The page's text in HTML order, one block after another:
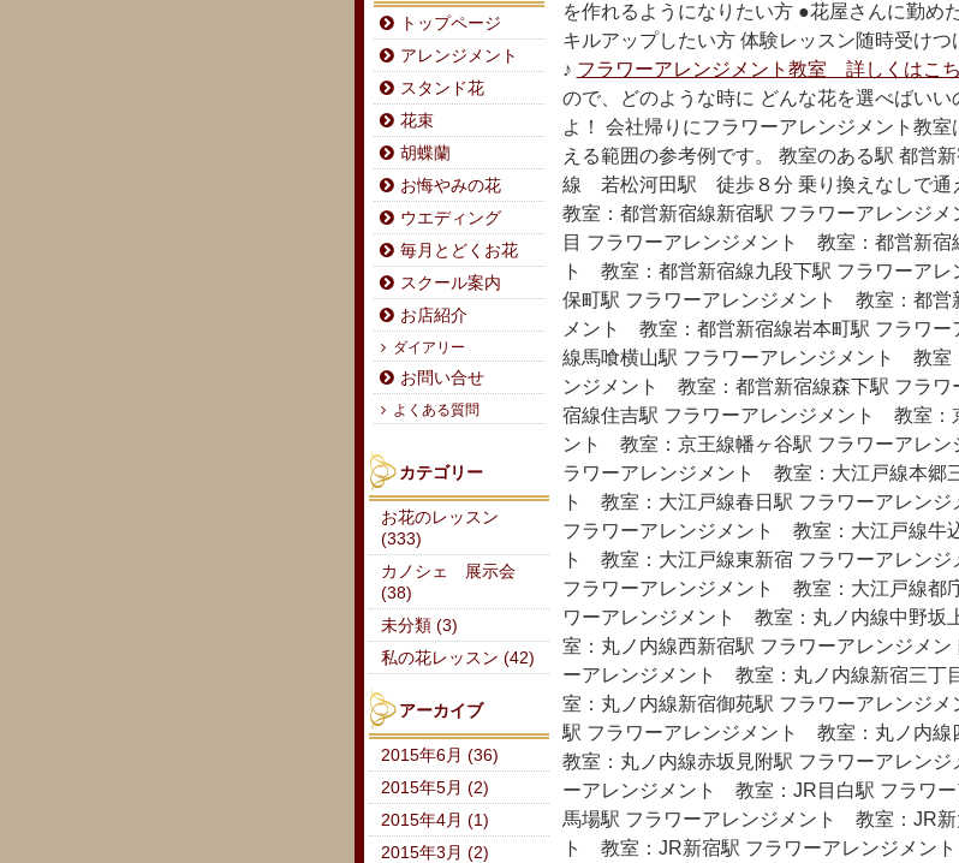
を作れるようになりたい方 ●花屋さんに勤め
キルアップしたい方 体験レッスン随時受け
♪ フラワーアレンジメント教室 詳しくはこ
ので、どのような時に どんな花を選べばい
よ！ 会社帰りにフラワーアレンジメント教
える範囲の参考例です。 教室のある駅 都営
線 若松河田駅 徒歩８分 乗り換えなしで通
教室：都営新宿線新宿駅 フラワーアレンジ
目 フラワーアレンジメント 教室：都営新宿
ト 教室：都営新宿線九段下駅 フラワーア
保町駅 フラワーアレンジメント 教室：都営
メント 教室：都営新宿線岩本町駅 フラワ
線馬喰横山駅 フラワーアレンジメント 教室
ンジメント 教室：都営新宿線森下駅 フラ
宿線住吉駅 フラワーアレンジメント 教室：
ント 教室：京王線幡ヶ谷駅 フラワーアレ
ラワーアレンジメント 教室：大江戸線本郷
ト 教室：大江戸線春日駅 フラワーアレン
フラワーアレンジメント 教室：大江戸線牛
ト 教室：大江戸線東新宿 フラワーアレン
フラワーアレンジメント 教室：大江戸線都
ワーアレンジメント 教室：丸ノ内線中野
室：丸ノ内線西新宿駅 フラワーアレンジメ
ーアレンジメント 教室：丸ノ内線新宿三丁
室：丸ノ内線新宿御苑駅 フラワーアレンジ
駅 フラワーアレンジメント 教室：丸ノ内
教室：丸ノ内線赤坂見附駅 フラワーアレン
ーアレンジメント 教室：JR目白駅 フラワ
馬場駅 フラワーアレンジメント 教室：JR
ト 教室：JR新宿駅 フラワーアレンジメン
トップページ
アレンジメント
スタンド花
花束
胡蝶蘭
お悔やみの花
ウエディング
毎月とどくお花
スクール案内
お店紹介
ダイアリー
お問い合せ
よくある質問
カテゴリー
お花のレッスン
(333)
カノシェ 展示会
(38)
未分類 (3)
私の花レッスン (42)
アーカイブ
2015年6月 (36)
2015年5月 (2)
2015年4月 (1)
2015年3月 (2)